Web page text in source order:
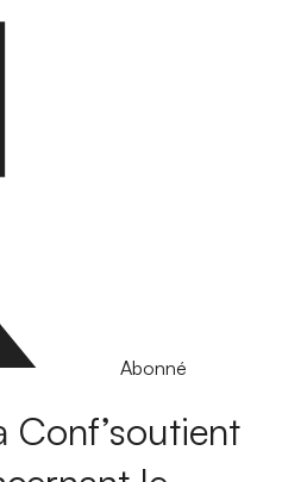
Abonné
Conf’soutient